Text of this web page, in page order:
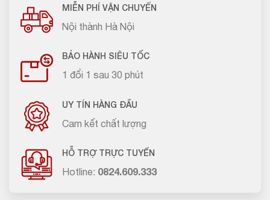
MIỄN PHÍ VẬN CHUYỂN
Nội thành Hà Nội
BẢO HÀNH SIÊU TỐC
1 đổi 1 sau 30 phút
UY TÍN HÀNG ĐẦU
Cam kết chất lượng
HỖ TRỢ TRỰC TUYẾN
Hotline: 0824.609.333